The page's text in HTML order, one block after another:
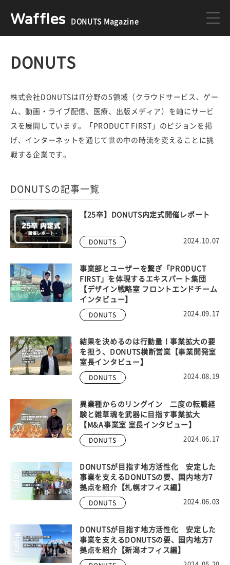
Waffles DONUTS Magazine
DONUTS
ミクチャ ゲーム
医療 イベント
DONUTS
株式会社DONUTSはIT分野の5領域（クラウドサービス、ゲー
ム、動画・ライブ配信、医療、出版メディア）を軸にサービ
スを展開しています。「PRODUCT FIRST」のビジョンを掲
げ、インターネットを通じて世の中の時流を変えることに挑
戦する企業です。
DONUTSの記事一覧
DONUTS 2024.10.07
【25卒】DONUTS内定式開催レポート
DONUTS 2024.09.17
事業部とユーザーを繋ぎ「PRODUCT
FIRST」を体現するエキスパート集団
【デザイン戦略室 フロントエンドチーム
インタビュー】
DONUTS 2024.08.19
結果を決めるのは行動量！事業拡大の要
を担う、DONUTS横断営業【事業開発室
室長インタビュー】
DONUTS 2024.06.17
異業種からのリングイン 二度の転職経
験と雑草魂を武器に目指す事業拡大
【M&A事業室 室長インタビュー】
DONUTS 2024.06.03
DONUTSが目指す地方活性化 安定した
事業を支えるDONUTSの要、国内地方7
拠点を紹介【札幌オフィス編】
DONUTSが目指す地方活性化 安定した
事業を支えるDONUTSの要、国内地方7
拠点を紹介【新潟オフィス編】